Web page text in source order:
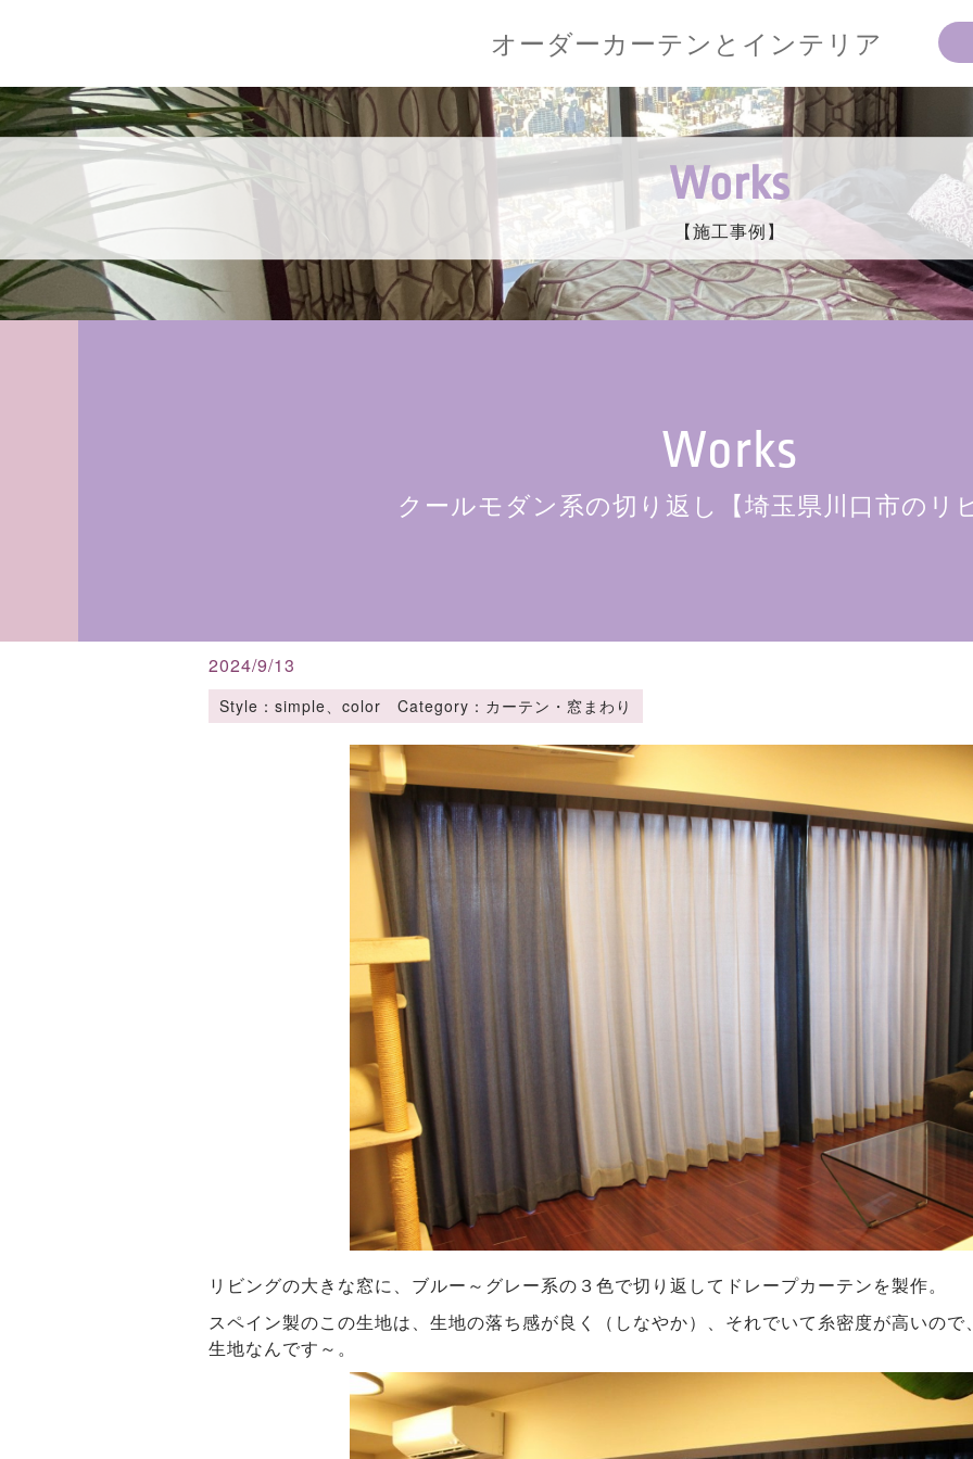
オーダーカーテンとインテリア
Works
【施工事例】
Works
クールモダン系の切り返し【埼玉県川口市のリ
2024/9/13
Style：simple、color Category：カーテン・窓まわり
リビングの大きな窓に、ブルー～グレー系の３色で切り返してドレープカーテンを製作。
スペイン製のこの生地は、生地の落ち感が良く（しなやか）、それでいて糸密度が高いの
生地なんです～。